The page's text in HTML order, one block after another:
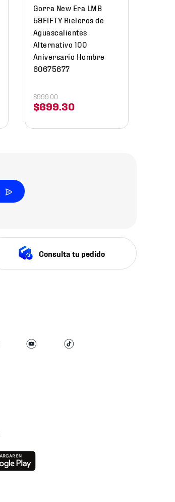
Gorra New Era LMB
59FIFTY Rieleros de
Aguascalientes
Alternativo 100
Aniversario Hombre
60675677
$699.30
$999.00
Consulta tu pedido